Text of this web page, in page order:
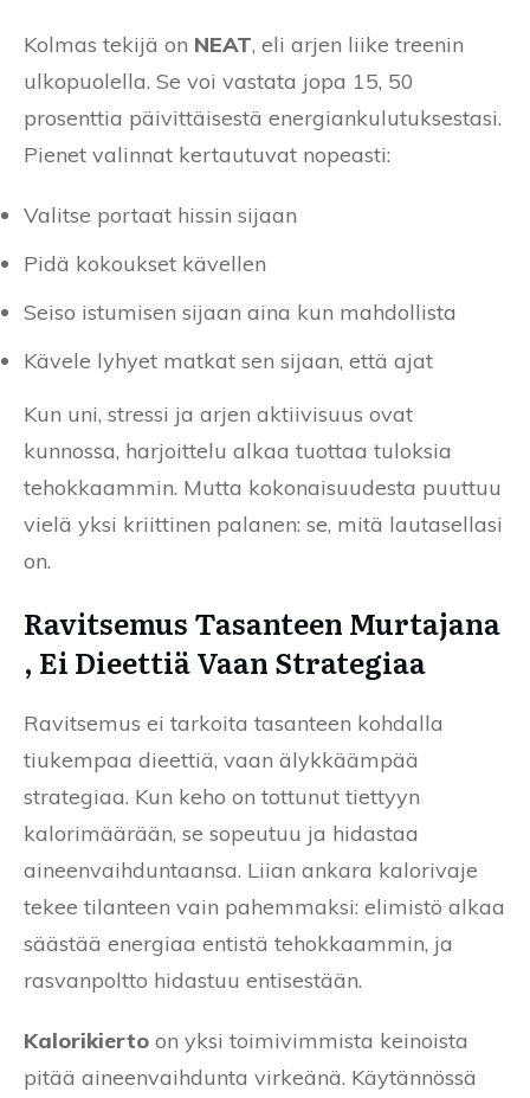
Kolmas tekijä on NEAT, eli arjen liike treenin
ulkopuolella. Se voi vastata jopa 15, 50
prosenttia päivittäisestä energiankulutuksestasi.
Pienet valinnat kertautuvat nopeasti:
Valitse portaat hissin sijaan
Pidä kokoukset kävellen
Seiso istumisen sijaan aina kun mahdollista
Kävele lyhyet matkat sen sijaan, että ajat
Kun uni, stressi ja arjen aktiivisuus ovat
kunnossa, harjoittelu alkaa tuottaa tuloksia
tehokkaammin. Mutta kokonaisuudesta puuttuu
vielä yksi kriittinen palanen: se, mitä lautasellasi
on.
Ravitsemus Tasanteen Murtajana
, Ei Dieettiä Vaan Strategiaa
Ravitsemus ei tarkoita tasanteen kohdalla
tiukempaa dieettiä, vaan älykkäämpää
strategiaa. Kun keho on tottunut tiettyyn
kalorimäärään, se sopeutuu ja hidastaa
aineenvaihduntaansa. Liian ankara kalorivaje
tekee tilanteen vain pahemmaksi: elimistö alkaa
säästää energiaa entistä tehokkaammin, ja
rasvanpoltto hidastuu entisestään.
Kalorikierto on yksi toimivimmista keinoista
pitää aineenvaihdunta virkeänä. Käytännössä